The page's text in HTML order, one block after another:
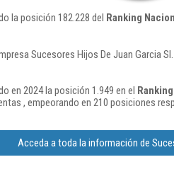
la posición 182.228 del Ranking
Sucesores Hijos De Juan Garcia
en 2024 la posición 1.949 en el
, empeorando en 210 posiciones
Acceda a toda la información de